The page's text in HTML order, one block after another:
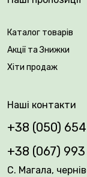
Каталог товарів
Акції та Знижки
Хіти продаж
Наші контакти
+38 (050)
+38 (067)
С. Магала,